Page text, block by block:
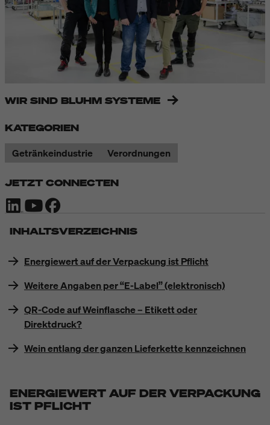
WIR SIND BLUHM SYSTEME
KATEGORIEN
Getränkeindustrie
Verordnungen
JETZT CONNECTEN
INHALTSVERZEICHNIS
Energiewert auf der Verpackung ist Pflicht
Weitere Angaben per “E-Label” (elektronisch)
QR-Code auf Weinflasche – Etikett oder
Direktdruck?
Wein entlang der ganzen Lieferkette kennzeichnen
ENERGIEWERT AUF DER VERPACKUNG
IST PFLICHT